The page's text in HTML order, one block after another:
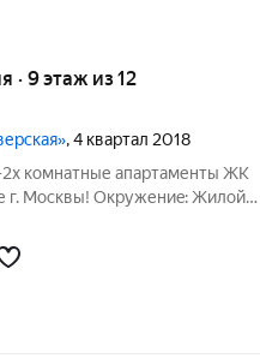
· 9 этаж из 12
, 4 квартал 2018
комнатные апартаменты ЖК
г. Moсквы! Окружениe: Жилой
старой Москвы, в престижном